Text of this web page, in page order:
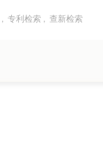
专利检索 查新检索